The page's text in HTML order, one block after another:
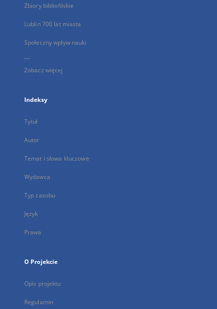
Zbiory bibliofilskie
Lublin 700 lat miasta
Społeczny wpływ nauki
...
Zobacz więcej
Indeksy
Tytuł
Autor
Temat i słowa kluczowe
Wydawca
Typ zasobu
Język
Prawa
O Projekcie
Opis projektu
Regulamin